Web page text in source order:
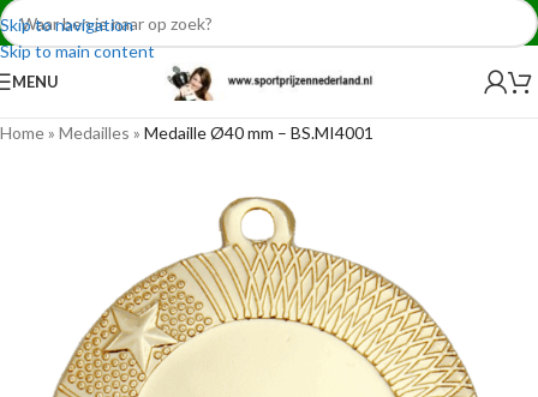
Skip to navigation
Skip to main content
MENU
Home» Medailles » Medaille Ø40 mm – BS.MI4001